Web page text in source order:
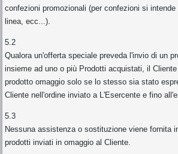
confezioni promozionali (per confezioni si
linea, ecc...).
5.2
Qualora un'offerta speciale preveda l'invio di un
insieme ad uno o più Prodotti acquistati, il
prodotto omaggio solo se lo stesso sia stato
Cliente nell'ordine inviato a L'Esercente e fino
5.3
Nessuna assistenza o sostituzione viene fornita
prodotti inviati in omaggio al Cliente.